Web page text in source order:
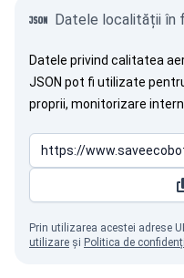
Datele localității în
Datele privind calitatea
JSON pot fi utilizate
proprii, monitorizare
Prin utilizarea acestei adrese
utilizare și Politica de